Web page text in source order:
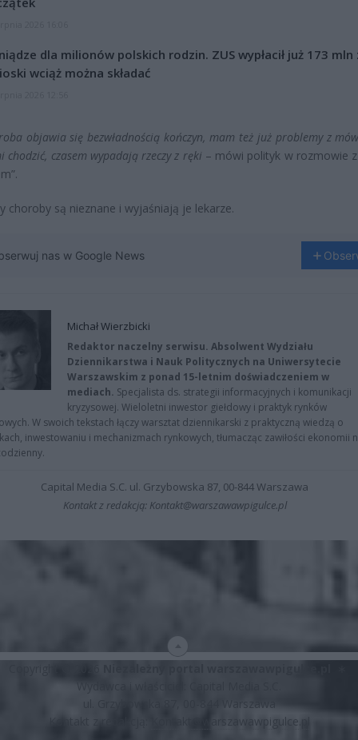
dla milionów polskich rodzin. ZUS wypłacił już 173 mln
wciąż można składać
objawia się bezwładnością kończyn, mam też już problemy z
chodzić, czasem wypadają rzeczy z ręki – mówi polityk w rozmowie z
choroby są nieznane i wyjaśniają je lekarze.
nas w Google News
Michał Wierzbicki
Redaktor naczelny serwisu. Absolwent Wydziału
Dziennikarstwa i Nauk Politycznych na Uniwersytecie
Warszawskim z ponad 15-letnim doświadczeniem w
mediach. Specjalista ds. strategii informacyjnych i komunikacji
kryzysowej. Wieloletni inwestor giełdowy i praktyk rynków
W swoich tekstach łączy warsztat dziennikarski z praktyczną wiedzą o
inwestowaniu i mechanizmach rynkowych, tłumacząc zawiłości ekonomii
Capital Media S.C. ul. Grzybowska 87, 00-844 Warszawa
Kontakt z redakcją: Kontakt@warszawawpigulce.pl
ul. Grzybowska 87, 00-844 Warszawa
Kontakt z redakcją:
Kontakt@warszawawpigulce.pl